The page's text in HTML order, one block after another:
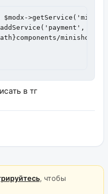
minishop2/
в тг
, чтобы